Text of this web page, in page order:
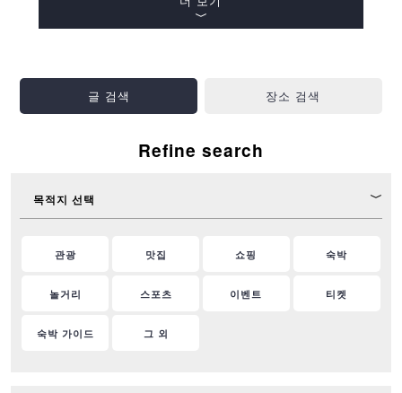
글 검색 장소 검색
Refine search
목적지 선택
관광 맛집 쇼핑 숙박
놀거리 스포츠 이벤트 티켓
숙박 가이드 그 외